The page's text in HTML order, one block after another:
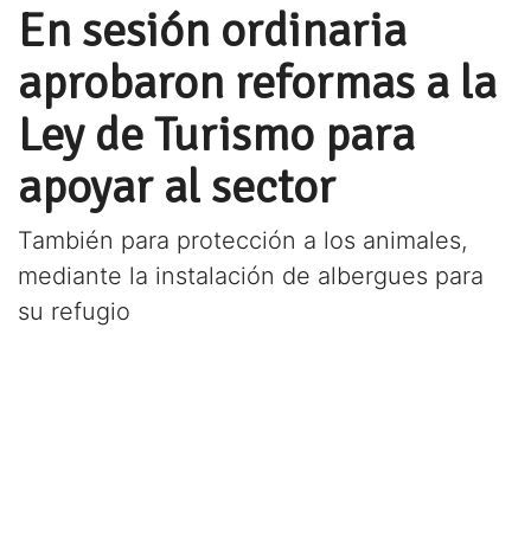
En sesión ordinaria
aprobaron reformas a la
Ley de Turismo para
apoyar al sector
También para protección a los animales,
mediante la instalación de albergues para
su refugio